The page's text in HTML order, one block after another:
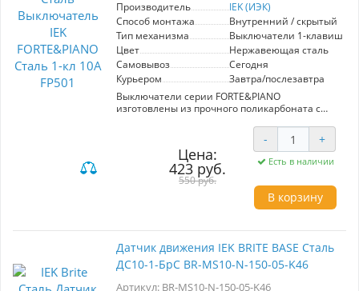
Комбинируйте изделия, создавайте изящные
бесшовные композиции – с коллекцией
безрамочных розеток и выключателей
FORTE&PIANO!
Производитель
IEK (ИЭК)
Способ монтажа
Внутренний / скрытый
Тип механизма
Выключатели 1-
Цвет
Нержавеющая сталь
Самовывоз
Сегодня
Курьером
Завтра/послезавтра
Выключатели серии FORTE&PIANO
изготовлены из прочного поликарбоната с
лучам. Они оснащены луженой контактной
группой и серебряными контактными
площадками для надежного соединения.
Благодаря разнообразию моделей, вы сможете
подобрать оптимальный выключатель для
управления освещением в любом помещении.
Установка лицевой панели без использования
просто нажмите и потяните, чтобы снять
вы можете установить неограниченное
количество изделий в ряду при стандартном
Цена:
423 руб.
550 руб.
- +
Есть в наличии
В корзину
Датчик движения IEK BRITE BASE Сталь
ДС10-1-БрС BR-MS10-N-150-05-K46
Артикул: BR-MS10-N-150-05-K46